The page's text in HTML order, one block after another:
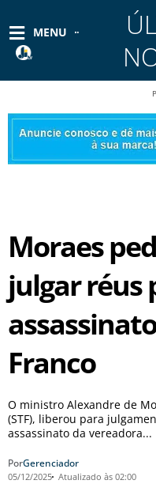
conteúdo
MENU
Moraes
julgar réus
Franco
O ministro Alexandre de
(STF), liberou para
assassinato da vereadora...
PorGerenciador
05/12/2025 Atualizado às 02:00